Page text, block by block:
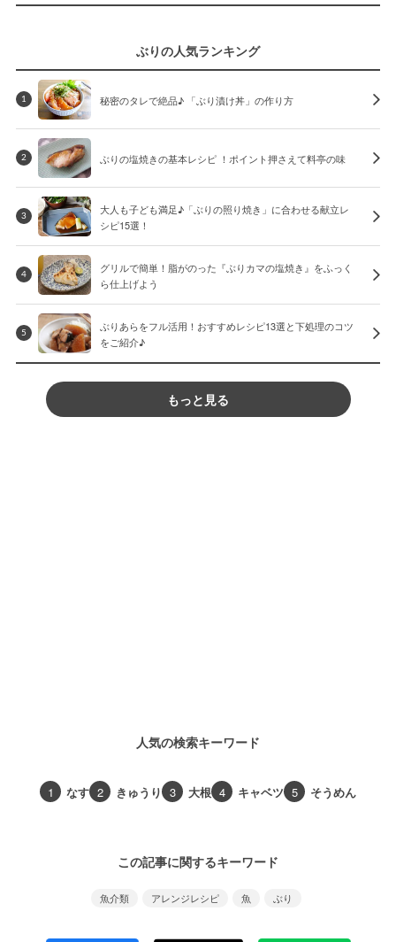
ぶりの人気ランキング
1 秘密のタレで絶品♪ 「ぶり漬け丼」の作り方
2 ぶりの塩焼きの基本レシピ ！ポイント押さえて料亭の味
3
大人も子ども満足♪「ぶりの照り焼き」に合わせる献立レ
シピ15選！
4
グリルで簡単！脂がのった『ぶりカマの塩焼き』をふっく
ら仕上げよう
5
ぶりあらをフル活用！おすすめレシピ13選と下処理のコツ
をご紹介♪
もっと見る
人気の検索キーワード
1 なす 2 きゅうり 3 大根 4 キャベツ 5 そうめん
この記事に関するキーワード
魚介類 アレンジレシピ 魚 ぶり